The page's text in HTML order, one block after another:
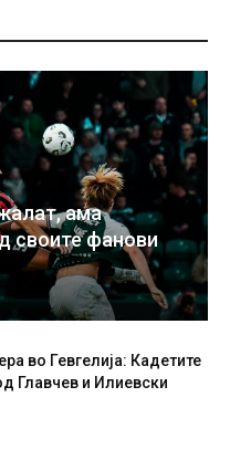
ама
своите фанови
во Гевгелија: Кадетите
Главчев и Илиевски